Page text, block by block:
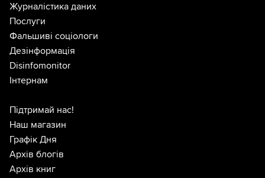
Журналістика даних
Послуги
Фальшиві соціологи
Дезінформація
Disinfomonitor
Інтернам
Підтримай нас!
Наш магазин
Графік Дня
Архів блогів
Архів книг